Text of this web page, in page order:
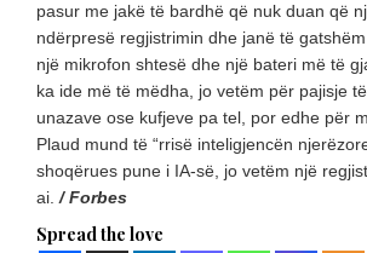
pasur me jakë të bardhë që nuk duan që
ndërpresë regjistrimin dhe janë të
një mikrofon shtesë dhe një bateri më të
ka ide më të mëdha, jo vetëm për pajisje
unazave ose kufjeve pa tel, por edhe për
Plaud mund të “rrisë inteligjencën
shoqërues pune i IA-së, jo vetëm një
ai./ Forbes
Spread the love